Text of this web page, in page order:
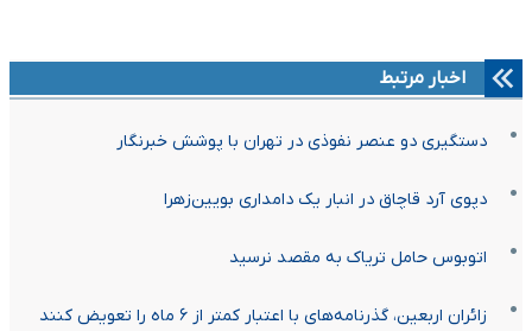
اخبار مرتبط
دستگیری دو عنصر نفوذی در تهران با پوشش خبرنگار
دپوی آرد قاچاق در انبار یک دامداری بویین‌زهرا
اتوبوس حامل تریاک به مقصد نرسید
زائران اربعین، گذرنامه‌های با اعتبار کمتر از ۶ ماه را تعویض کنند